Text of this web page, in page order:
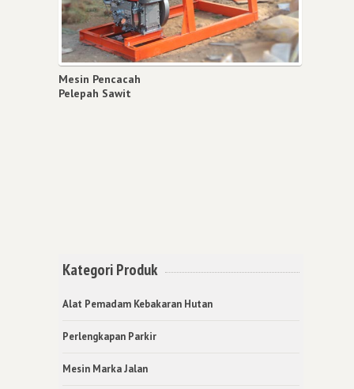
Mesin Pencacah
Pelepah Sawit
Kategori Produk
Alat Pemadam Kebakaran Hutan
Perlengkapan Parkir
Mesin Marka Jalan